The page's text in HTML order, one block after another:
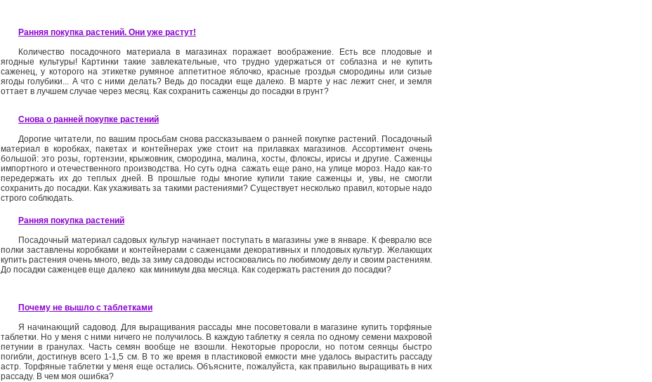
Ранняя покупка растений. Они уже растут!
Количество посадочного материала в магазинах поражает воображение. Есть все плодовые и
ягодные культуры! Картинки такие завлекательные, что трудно удержаться от соблазна и не купить
саженец, у которого на этикетке румяное аппетитное яблочко, красные гроздья смородины или сизые
ягоды голубики... А что с ними делать? Ведь до посадки еще далеко. В марте у нас лежит снег, и земля
оттает в лучшем случае через месяц. Как сохранить саженцы до посадки в грунт?
Снова о ранней покупке растений
Дорогие читатели, по вашим просьбам снова рассказываем о ранней покупке растений. Посадочный
материал в коробках, пакетах и контейнерах уже стоит на прилавках магазинов. Ассортимент очень
большой: это розы, гортензии, крыжовник, смородина, малина, хосты, флоксы, ирисы и другие. Саженцы
импортного и отечественного производства. Но суть одна ­ сажать еще рано, на улице мороз. Надо как-­то
передержать их до теплых дней. В прошлые годы многие купили такие саженцы и, увы, не смогли
сохранить до посадки. Как ухаживать за такими растениями? Существует несколько правил, которые надо
строго соблюдать.
Ранняя покупка растений
Посадочный материал садовых культур начинает поступать в магазины уже в январе. К февралю все
полки заставлены коробками и контейнерами с саженцами декоративных и плодовых культур. Желающих
купить растения очень много, ведь за зиму садоводы истосковались по любимому делу и своим растениям.
До посадки саженцев еще далеко ­ как минимум два месяца. Как содержать растения до посадки?
Почему не вышло с таблетками
Я начинающий садовод. Для выращивания рассады мне посоветовали в магазине купить торфяные
таблетки. Но у меня с ними ничего не получилось. В каждую таблетку я сеяла по одному семени махровой
петунии в гранулах. Часть семян вообще не взошли. Некоторые проросли, но потом сеянцы быстро
погибли, достигнув всего 1-1,5 см. В то же время в пластиковой емкости мне удалось вырастить рассаду
астр. Торфяные таблетки у меня еще остались. Объясните, пожалуйста, как правильно выращивать в них
рассаду. В чем моя ошибка?